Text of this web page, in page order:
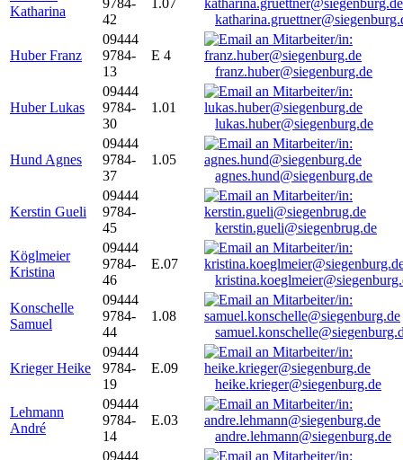
Katharina
9784-
42
1.07
Huber Franz
09444
9784-
13
E 4
franz.huber@siegenburg.de
Huber Lukas
09444
9784-
30
1.01
lukas.huber@siegenburg.de
Hund Agnes
09444
9784-
37
1.05
agnes.hund@siegenburg.de
Kerstin Gueli
09444
9784-
45
kerstin.gueli@siegenbrug.de
Köglmeier
Kristina
09444
9784-
46
E.07
Konschelle
Samuel
09444
9784-
44
1.08
Krieger Heike
09444
9784-
19
E.09
heike.krieger@siegenburg.de
Lehmann
André
09444
9784-
14
E.03
andre.lehmann@siegenburg.de
09444